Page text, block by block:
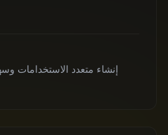
إنشاء متعدد الاستخدامات